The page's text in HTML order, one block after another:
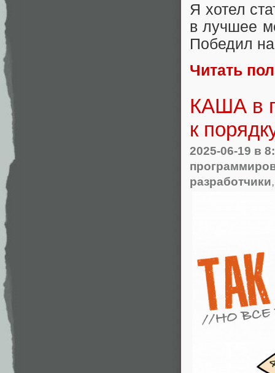
Я хотел
в лучшее
Победил
Читать
КАША в
к
2025-06-19 в
разработчики